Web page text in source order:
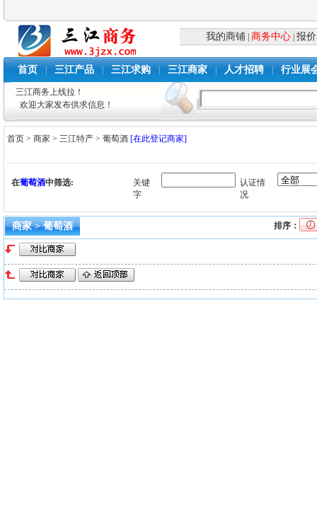
我的商铺 商务中心 |报
首页 三江产品 三江求购 三江商家 人才招聘 行业展
三江商务上线拉！
欢迎大家发布供求信息！
首页 >商家 >三江特产 >葡萄酒 [在此登记商家]
在葡萄酒中筛选:
关键
字
认证情
况
商家 > 葡萄酒 排序：